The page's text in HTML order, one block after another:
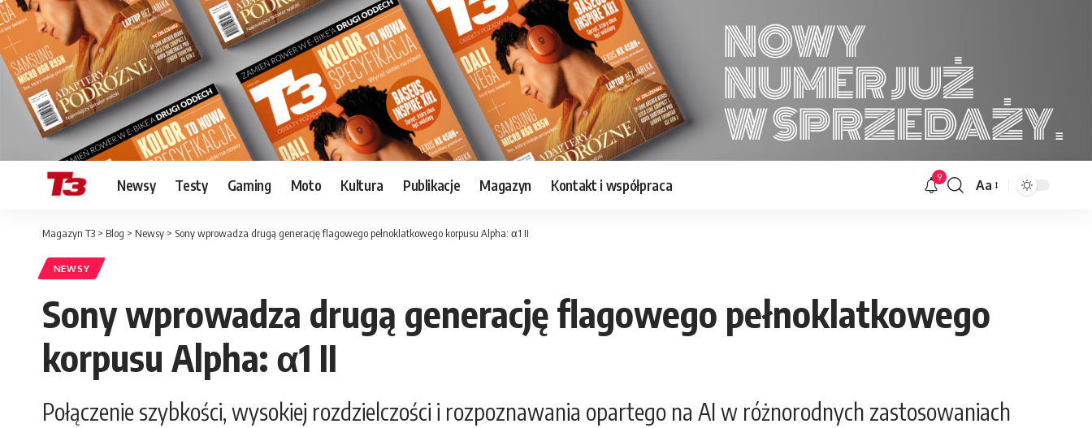
Newsy Testy Gaming Moto Kultura Publikacje Magazyn Kontakt i współpraca 9
Font
Aa
Magazyn T3 > Blog > Newsy > Sony wprowadza drugą generację flagowego pełnoklatkowego korpusu Alpha: α1 II
NEWSY
Sony wprowadza drugą generację flagowego pełnoklatkowego
korpusu Alpha: α1 II
Połączenie szybkości, wysokiej rozdzielczości i rozpoznawania opartego na AI w różnorodnych zastosowaniach